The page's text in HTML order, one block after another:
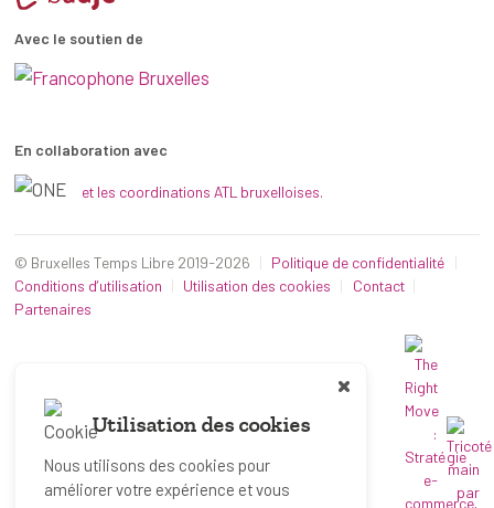
Avec le soutien de
En collaboration avec
et les coordinations ATL bruxelloises.
© Bruxelles Temps Libre 2019-2026
Politique de confidentialité
Conditions d’utilisation
Utilisation des cookies
Contact
Partenaires
Utilisation des cookies
Nous utilisons des cookies pour
améliorer votre expérience et vous